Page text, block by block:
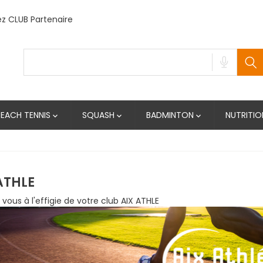
CLUB Partenaire
TENNIS  SQUASH  BADMINTON 
vous à l'effigie de votre club AIX ATHLE